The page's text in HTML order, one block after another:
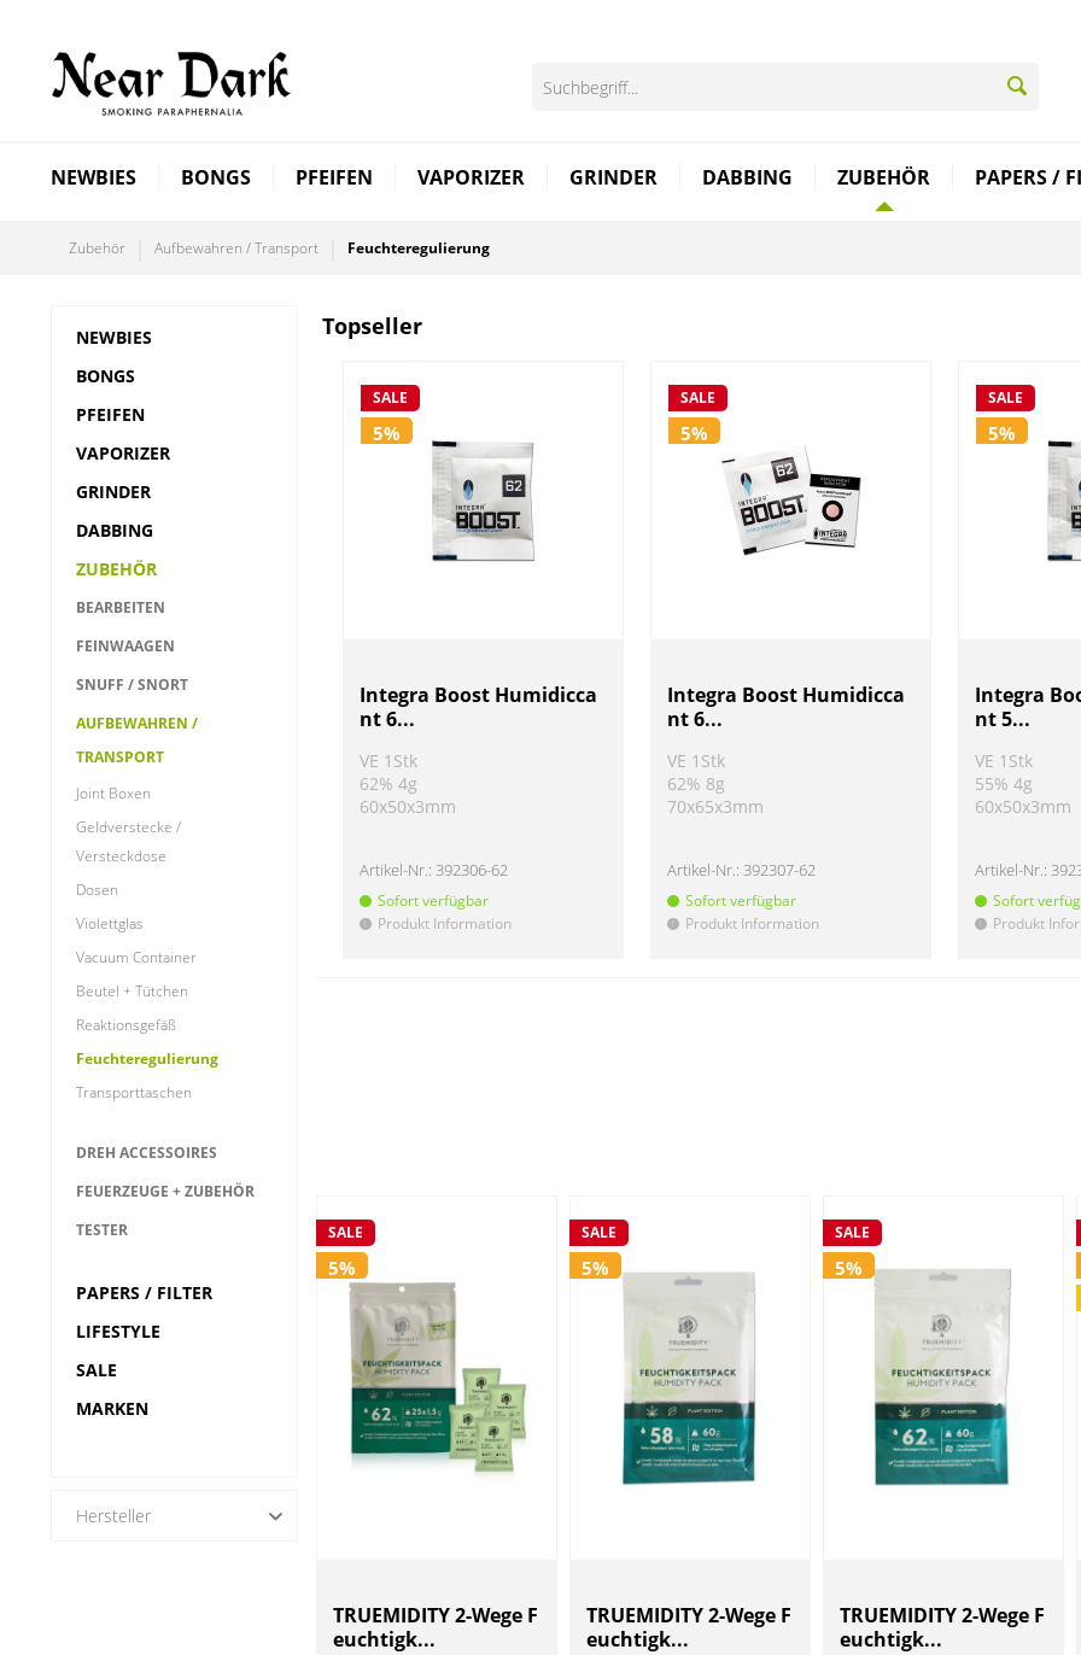
NEWBIES BONGS PFEIFEN VAPORIZER GRINDER DABBING ZUBEHÖR PAPERS /
Zubehör Aufbewahren / Transport Feuchteregulierung
NEWBIES
BONGS
PFEIFEN
VAPORIZER
GRINDER
DABBING
ZUBEHÖR
BEARBEITEN
FEINWAAGEN
SNUFF / SNORT
AUFBEWAHREN /
TRANSPORT
Joint Boxen
Geldverstecke /
Versteckdose
Dosen
Violettglas
Vacuum Container
Beutel + Tütchen
Reaktionsgefäß
Feuchteregulierung
Transporttaschen
DREH ACCESSOIRES
FEUERZEUGE + ZUBEHÖR
TESTER
PAPERS / FILTER
LIFESTYLE
SALE
MARKEN
Hersteller
Topseller
SALE
5%
Integra Boost Humidicca
nt 6...
VE 1Stk
62% 4g
60x50x3mm
Artikel-Nr.:392306-62
Sofort verfügbar
! Produkt Information
SALE
5%
Integra Boost Humidicca
nt 6...
VE 1Stk
62% 8g
70x65x3mm
Artikel-Nr.:392307-62
Sofort verfügbar
! Produkt Information
SALE
5%
Integra
nt 5...
VE 1Stk
55% 4g
60x50x3mm
Artikel-Nr.:
Sofort
! Produkt
SALE
5%
TRUEMIDITY 2-Wege F
euchtigk...
SALE
5%
TRUEMIDITY 2-Wege F
euchtigk...
SALE
5%
TRUEMIDITY 2-Wege F
euchtigk...